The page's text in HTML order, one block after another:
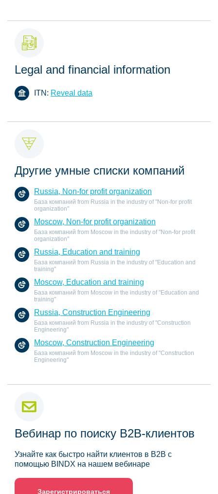
Legal and financial information
ITN: Reveal data
Другие умные списки компаний
Russia, Non-for profit organization
База компаний from Russia in the industry of "Non-for profit
organization"
Moscow, Non-for profit organization
База компаний from Moscow in the industry of "Non-for profit
organization"
Russia, Education and training
База компаний from Russia in the industry of "Education and
training"
Moscow, Education and training
База компаний from Moscow in the industry of "Education and
training"
Russia, Construction Engineering
База компаний from Russia in the industry of "Construction
Engineering"
Moscow, Construction Engineering
База компаний from Moscow in the industry of "Construction
Engineering"
Вебинар по поиску B2B-клиентов
Узнайте как быстро найти клиентов в B2B с
помощью BINDX на нашем вебинаре
Зарегистрироваться